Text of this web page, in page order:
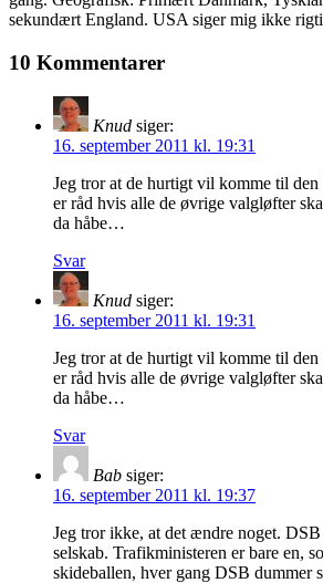
sekundært England. USA siger mig ikke
10 Kommentarer
Knud siger:
16. september 2011 kl. 19:31
Jeg tror at de hurtigt vil komme til
er råd hvis alle de øvrige valgløfter
da håbe…
Svar
Knud siger:
16. september 2011 kl. 19:31
Jeg tror at de hurtigt vil komme til
er råd hvis alle de øvrige valgløfter
da håbe…
Svar
Bab siger:
16. september 2011 kl. 19:37
Jeg tror ikke, at det ændre noget.
selskab. Trafikministeren er bare en,
skideballen, hver gang DSB dummer